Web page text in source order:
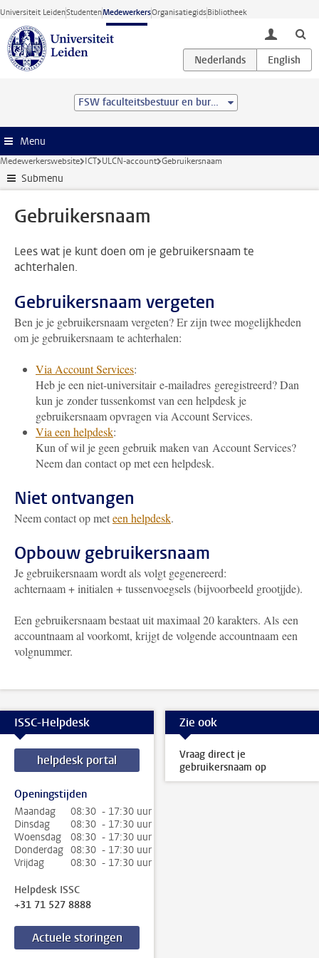
Ga direct naar de inhoud
Universiteit LeidenStudentenMedewerkersOrganisatiegidsBibliotheek
toggle
FSW faculteitsbestuur en bureau
Menu
Medewerkerswebsite ICT ULCN-account Gebruikersnaam
Submenu
Gebruikersnaam
Lees wat je kunt doen om je gebruikersnaam te
achterhalen.
Gebruikersnaam vergeten
Ben je je gebruikersnaam vergeten? Er zijn twee mogelijkheden
om je gebruikersnaam te achterhalen:
Via Account Services:
Heb je een niet-universitair e-mailadres geregistreerd? Dan
kun je zonder tussenkomst van een helpdesk je
gebruikersnaam opvragen via Account Services.
Via een helpdesk:
Kun of wil je geen gebruik maken van Account Services?
Neem dan contact op met een helpdesk.
Niet ontvangen
Neem contact op meteen helpdesk.
Opbouw gebruikersnaam
Je gebruikersnaam wordt als volgt gegenereerd:
achternaam + initialen + tussenvoegsels (bijvoorbeeld grootjjde).
Een gebruikersnaam bestaat uit maximaal 20 karakters. Als een
accountnaam al voorkomt, krijgt de volgende accountnaam een
volgnummer.
ISSC-Helpdesk
helpdesk portal
Openingstijden
Maandag
08:30 - 17:30 uur
Dinsdag
08:30 - 17:30 uur
Woensdag
08:30 - 17:30 uur
Donderdag 08:30 - 17:30 uur
Vrijdag
08:30 - 17:30 uur
Helpdesk ISSC
+31 71 527 8888
Actuele storingen
Zie ook
Vraag direct je
gebruikersnaam op